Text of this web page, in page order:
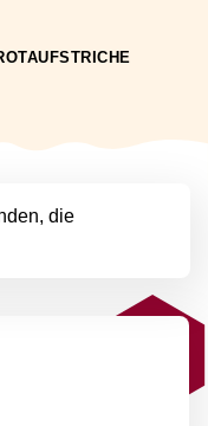
die